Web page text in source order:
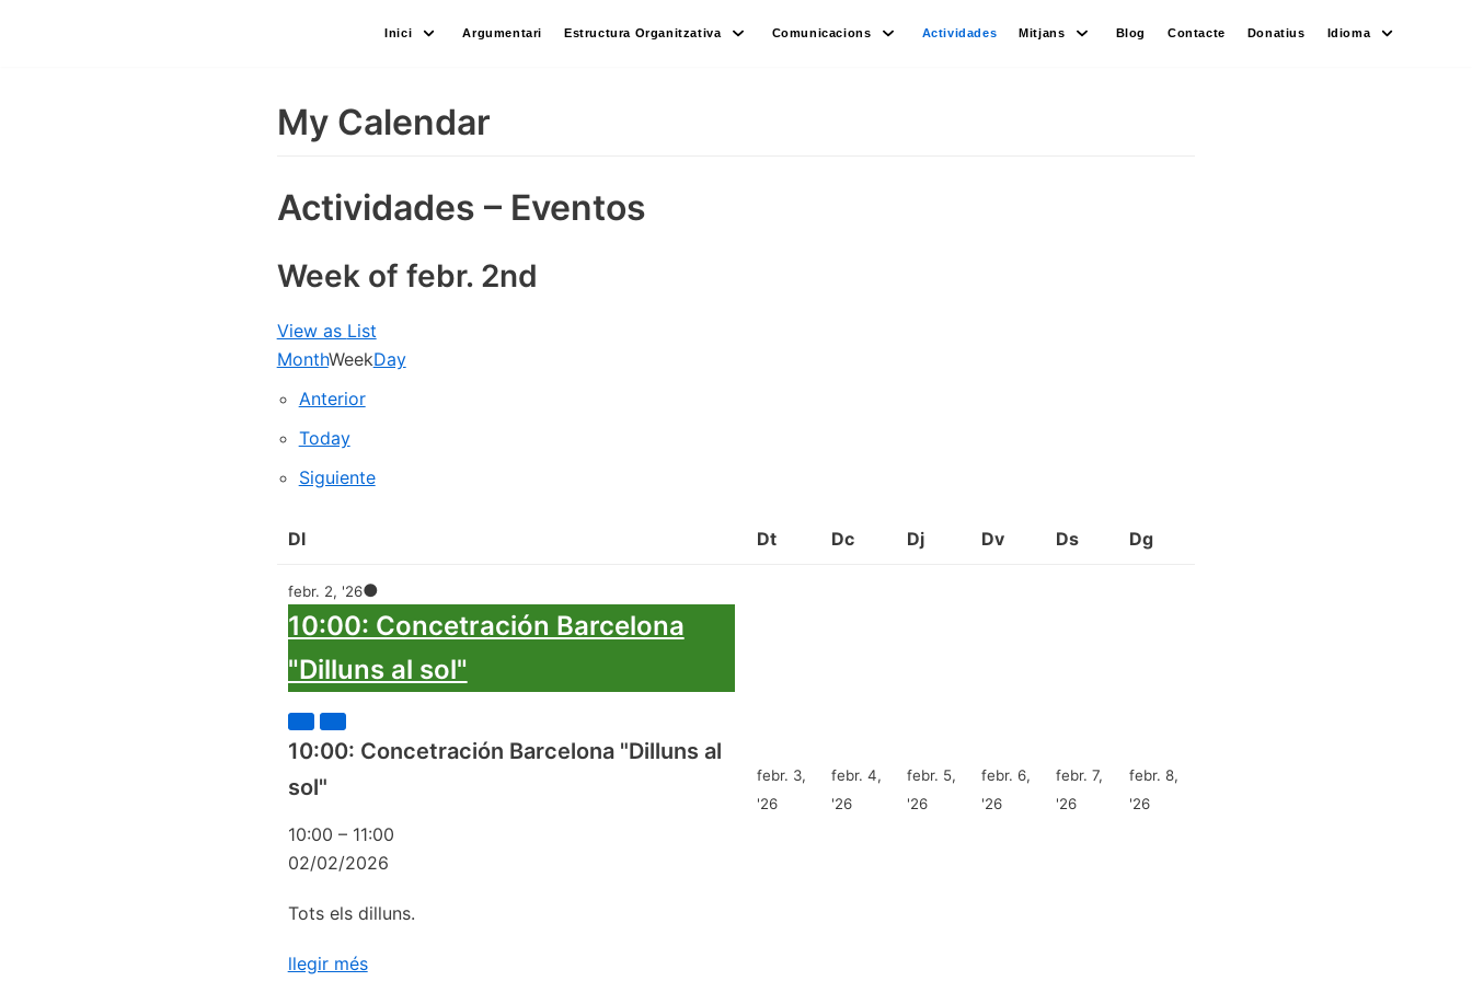
Inici Argumentari Estructura Organitzativa Comunicacions Actividades Mitjans Blog Contacte Donatius Idioma
My Calendar
Actividades – Eventos
Week of febr. 2nd
View as List
MonthWeekDay
Anterior
Today
Siguiente
Dl Dt Dc Dj Dv Ds Dg
febr. 2, '26●
10:00: Concetración Barcelona
"Dilluns al sol"
10:00: Concetración Barcelona "Dilluns al
sol"
10:00 – 11:00
02/02/2026
Tots els dilluns.
llegir més
febr. 3,
'26
febr. 4,
'26
febr. 5,
'26
febr. 6,
'26
febr. 7,
'26
febr. 8,
'26